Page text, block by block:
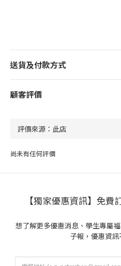
送貨及付款方式
顧客評價
尚未有任何評價
【獨家優惠資訊】免
想了解更多優惠消息、學生專屬
子報，優惠資